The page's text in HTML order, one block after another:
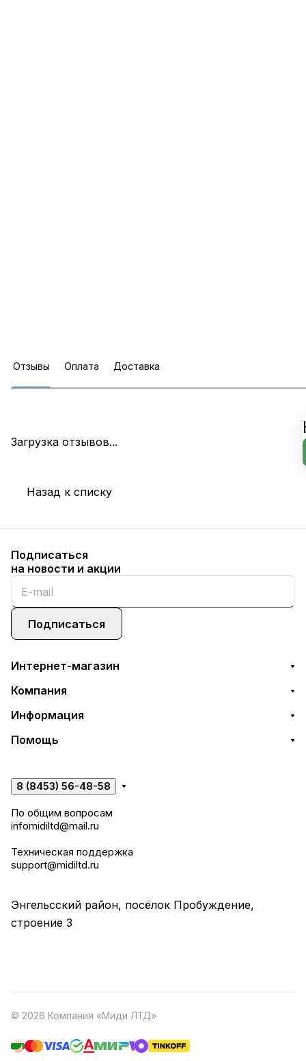
Отзывы Оплата Доставка
Загрузка отзывов...
Назад к списку
Подписаться
на новости и акции
Подписаться
Интернет-магазин
Компания
Информация
Помощь
8 (8453) 56-48-58
По общим вопросам
infomidiltd@mail.ru
Техническая поддержка
support@midiltd.ru
Энгельсский район, посёлок Пробуждение,
строение 3
© 2026 Компания «Миди ЛТД»